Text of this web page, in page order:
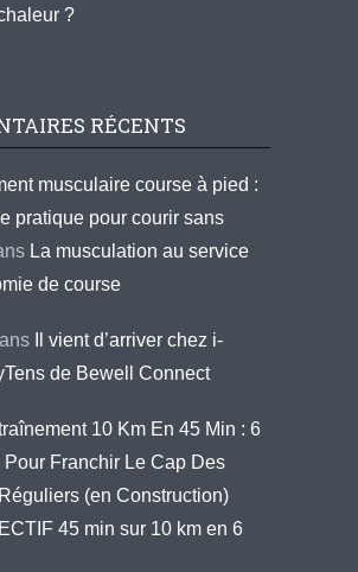
?
RÉCENTS
musculaire course à pied :
pratique pour courir sans
La musculation au service
de course
Il vient d’arriver chez i-
de Bewell Connect
10 Km En 45 Min : 6
Pour Franchir Le Cap Des
(en Construction)
45 min sur 10 km en 6